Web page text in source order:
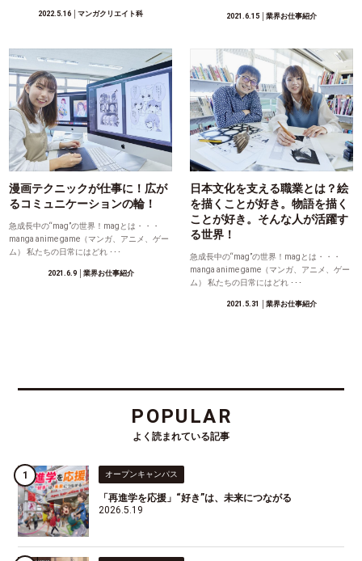
2022.5.16 │マンガクリエイト科 2021.6.15 │業界お仕事紹介
漫画テクニックが仕事に！広が
るコミュニケーションの輪！
急成長中の“mag”の世界！magとは・・・
manga anime game（マンガ、アニメ、ゲー
ム） 私たちの日常にはどれ ･･･
2021.6.9│業界お仕事紹介
日本文化を支える職業とは？絵
を描くことが好き。物語を描く
ことが好き。そんな人が活躍す
る世界！
急成長中の“mag”の世界！magとは・・・
manga anime game（マンガ、アニメ、ゲー
ム） 私たちの日常にはどれ ･･･
2021.5.31 │業界お仕事紹介
POPULAR
よく読まれている記事
オープンキャンパス
「再進学を応援」“好き”は、未来につながる
2026.5.19